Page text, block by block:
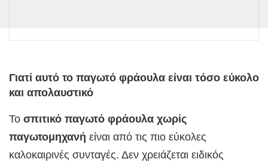
Γιατί αυτό το παγωτό φράουλα είναι τόσο εύκολο
και απολαυστικό
Το σπιτικό παγωτό φράουλα χωρίς
παγωτομηχανή είναι από τις πιο εύκολες
καλοκαιρινές συνταγές. Δεν χρειάζεται ειδικός